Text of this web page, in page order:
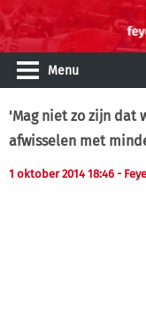
Menu
'Mag niet zo zijn dat
afwisselen met
1 oktober 2014 18:46 -